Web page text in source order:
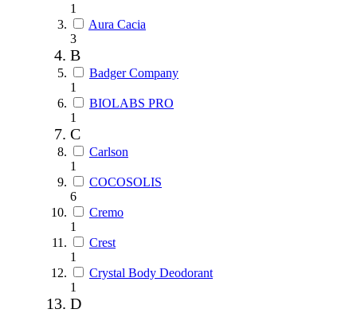
1
Aura Cacia
3
B
Badger Company
1
BIOLABS PRO
1
C
Carlson
1
COCOSOLIS
6
Cremo
1
Crest
1
Crystal Body Deodorant
1
D